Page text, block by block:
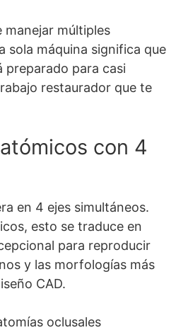
manejar múltiples
sola máquina significa que
para casi
restaurador que te
con 4
en 4 ejes simultáneos.
esto se traduce en
para reproducir
y las morfologías más
CAD.
oclusales